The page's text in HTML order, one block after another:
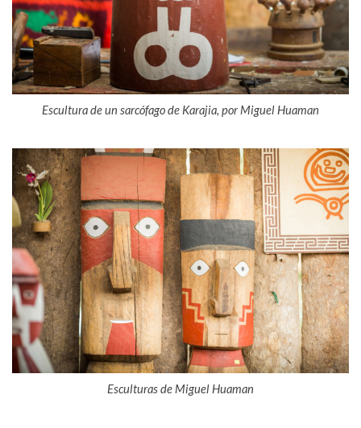
Escultura de un sarcófago de Karajia, por Miguel Huaman
Esculturas de Miguel Huaman